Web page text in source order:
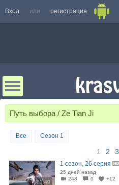
Вход или регистрация
Путь выбора / Ze Tian Ji
Все Сезон 1
1 2 3
31:40
1 сезон, 26 серия
25 дней назад
248
0 +12